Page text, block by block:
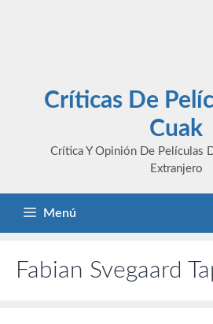
Críticas De
Cuak
Crítica Y Opinión De Películas
Extranjero
Menú
Fabian Svegaard